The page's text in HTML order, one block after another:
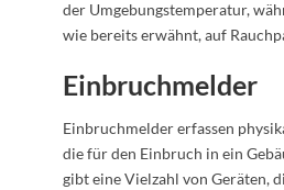
der Umgebungstemperatur,
wie bereits erwähnt, auf
Einbruchmelder
Einbruchmelder erfassen
die für den Einbruch in ein
gibt eine Vielzahl von Geräten,